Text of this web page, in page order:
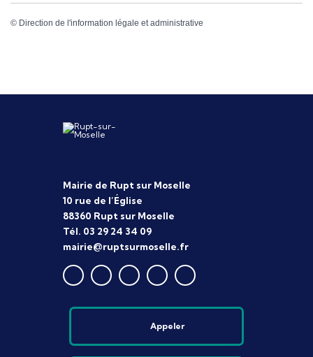
© Direction de l'information légale et administrative
Mairie de Rupt sur Moselle
10 rue de l’Église
88360 Rupt sur Moselle
Tél. 03 29 24 34 09
mairie@ruptsurmoselle.fr
Appeler